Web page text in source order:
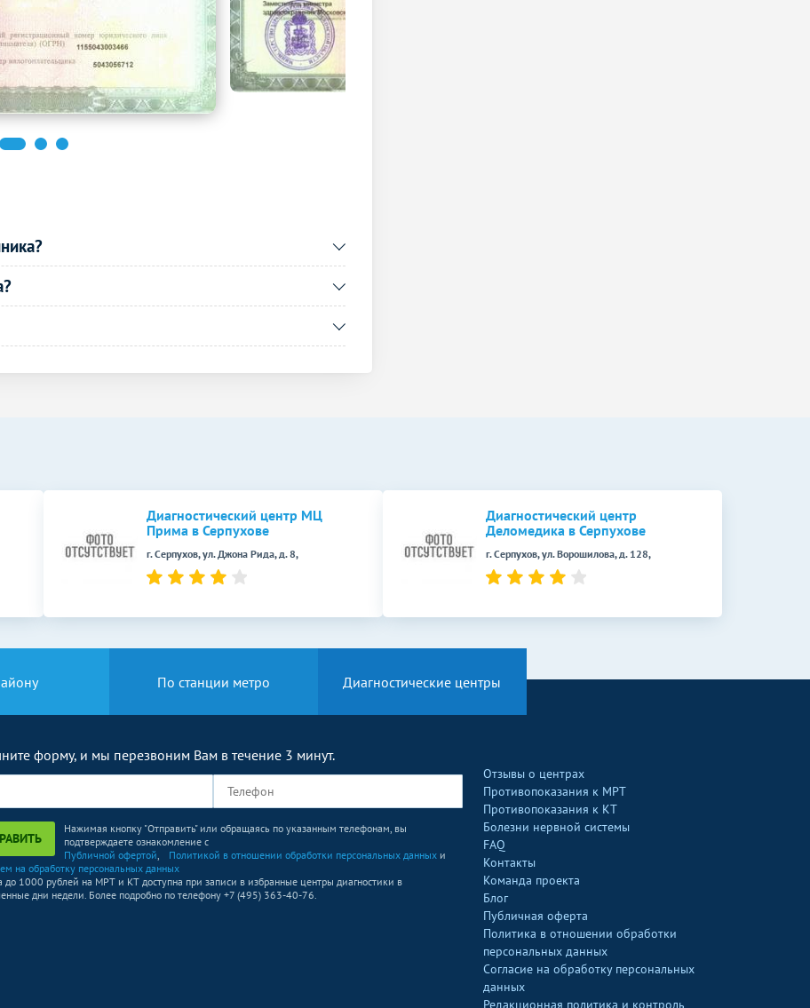
Диагностический центр МЦ
Прима в Серпухове
г. Серпухов, ул. Джона Рида, д. 8,
Диагностический центр
Деломедика в Серпухове
г. Серпухов, ул. Ворошилова, д. 128,
По станции метро Диагностические центры
форму, и мы перезвоним Вам в течение 3 минут.
Нажимая кнопку "Отправить" или обращаясь по указанным телефонам, вы
подтверждаете ознакомление с
Публичной офертой, Политикой в отношении обработки персональных данных и
на обработку персональных данных
до 1000 рублей на МРТ и КТ доступна при записи в избранные центры диагностики в
дни недели. Более подробно по телефону +7 (495) 363-40-76.
Отзывы о центрах
Противопоказания к МРТ
Противопоказания к КТ
Болезни нервной системы
FAQ
Контакты
Команда проекта
Блог
Публичная оферта
Политика в отношении обработки
персональных данных
Согласие на обработку персональных
данных
Редакционная политика и контроль